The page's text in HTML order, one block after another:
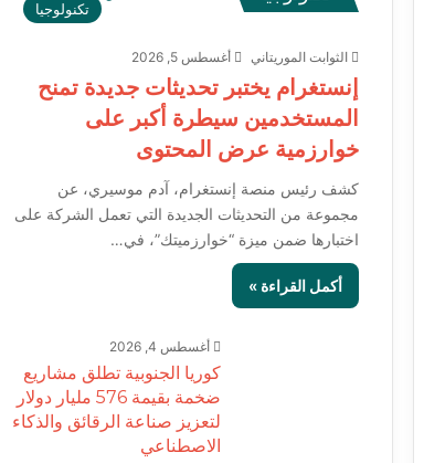
تكنولوجيا
الثوابت الموريتاني أغسطس 5, 2026
إنستغرام يختبر تحديثات جديدة تمنح
المستخدمين سيطرة أكبر على
خوارزمية عرض المحتوى
كشف رئيس منصة إنستغرام، آدم موسيري، عن
مجموعة من التحديثات الجديدة التي تعمل الشركة على
اختبارها ضمن ميزة “خوارزميتك”، في…
أكمل القراءة »
أغسطس 4, 2026
كوريا الجنوبية تطلق مشاريع
ضخمة بقيمة 576 مليار دولار
لتعزيز صناعة الرقائق والذكاء
الاصطناعي